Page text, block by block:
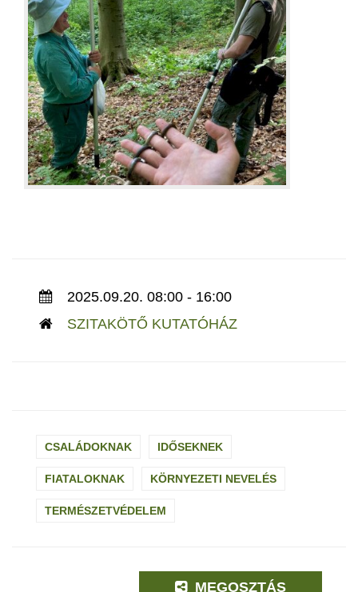
2025.09.20. 08:00 - 16:00
SZITAKÖTŐ KUTATÓHÁZ
CSALÁDOKNAK IDŐSEKNEK
FIATALOKNAK KÖRNYEZETI NEVELÉS
TERMÉSZETVÉDELEM
MEGOSZTÁS